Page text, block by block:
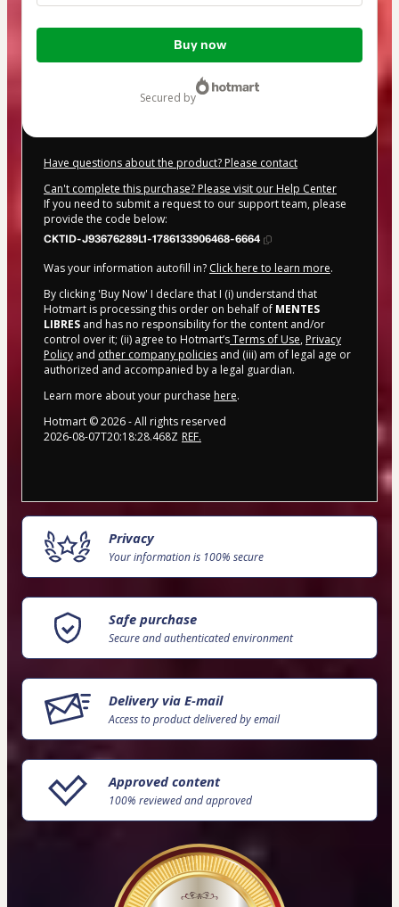
Total
Buy now
secured by
Have questions about the product? Please contact
Can't complete this purchase? Please visit our Help Center
If you need to submit a request to our support team, please
provide the code below:
CKTID-J93676289L1-1786133906468-6664
Was your information autofill in? Click here to learn more.
By clicking 'Buy Now' I declare that I (i) understand that
Hotmart is processing this order on behalf of MENTES
LIBRES and has no responsibility for the content and/or
control over it; (ii) agree to Hotmart’sTerms of Use, Privacy
Policy and other company policies and (iii) am of legal age or
authorized and accompanied by a legal guardian.
Learn more about your purchase here.
Hotmart ©2026- All rights reserved
2026-08-07T20:18:28.468Z REF.
Privacy
Your information is 100% secure
Safe purchase
Secure and authenticated environment
Delivery via E-mail
Access to product delivered by email
Approved content
100% reviewed and approved